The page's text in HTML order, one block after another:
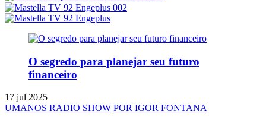
O segredo para planejar seu futuro
financeiro
17 jul 2025
UMANOS RADIO SHOW POR IGOR FONTANA